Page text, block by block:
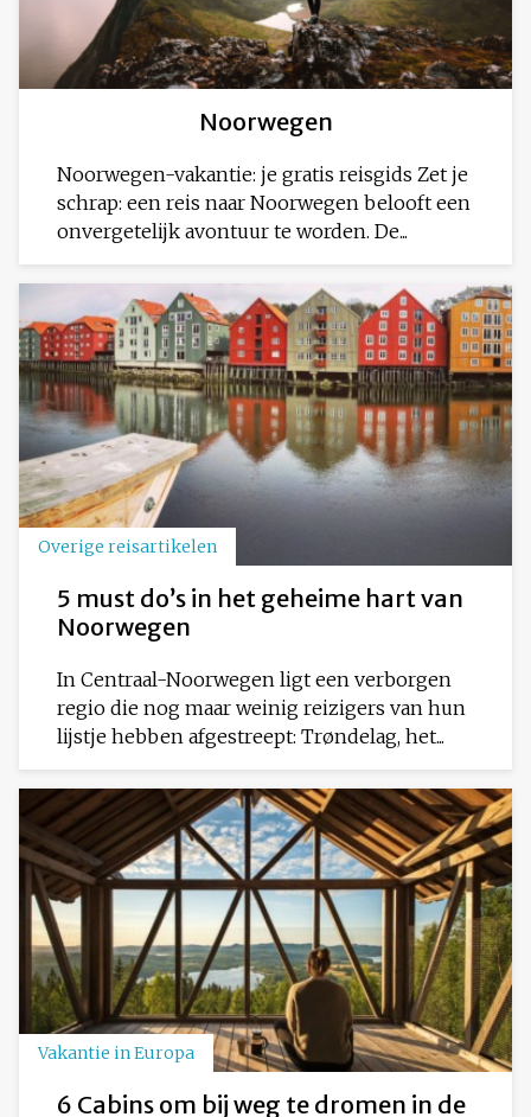
Noorwegen
Noorwegen-vakantie: je gratis reisgids Zet je
schrap: een reis naar Noorwegen belooft een
onvergetelijk avontuur te worden. De...
Overige reisartikelen
5 must do’s in het geheime hart van
Noorwegen
In Centraal-Noorwegen ligt een verborgen
regio die nog maar weinig reizigers van hun
lijstje hebben afgestreept: Trøndelag, het...
Vakantie in Europa
6 Cabins om bij weg te dromen in de